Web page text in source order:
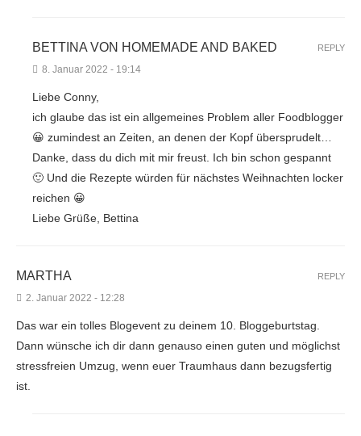
BETTINA VON HOMEMADE AND BAKED
8. Januar 2022 - 19:14
Liebe Conny,
ich glaube das ist ein allgemeines Problem aller Foodblogger
😀 zumindest an Zeiten, an denen der Kopf übersprudelt…
Danke, dass du dich mit mir freust. Ich bin schon gespannt
🙂 Und die Rezepte würden für nächstes Weihnachten locker
reichen 😀
Liebe Grüße, Bettina
REPLY
MARTHA
2. Januar 2022 - 12:28
Das war ein tolles Blogevent zu deinem 10. Bloggeburtstag.
Dann wünsche ich dir dann genauso einen guten und möglichst
stressfreien Umzug, wenn euer Traumhaus dann bezugsfertig
ist.
REPLY